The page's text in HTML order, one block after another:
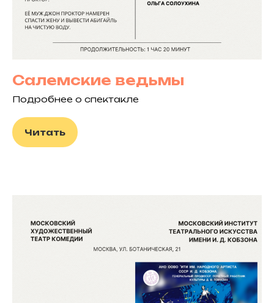
Салемские ведьмы
Подробнее о спектакле
Читать